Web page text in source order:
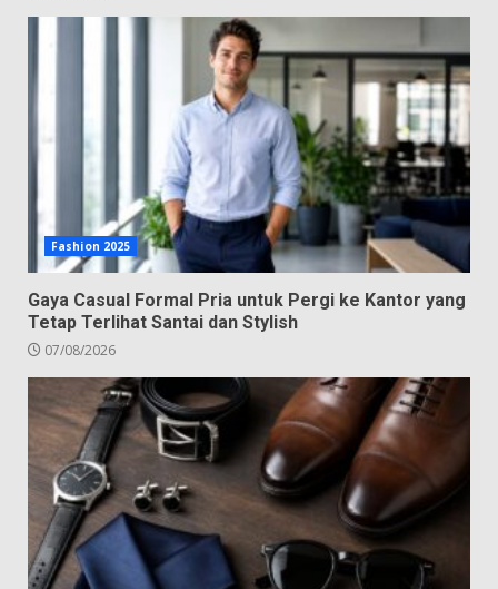
Fashion 2025
Gaya Casual Formal Pria untuk Pergi ke Kantor yang
Tetap Terlihat Santai dan Stylish
07/08/2026